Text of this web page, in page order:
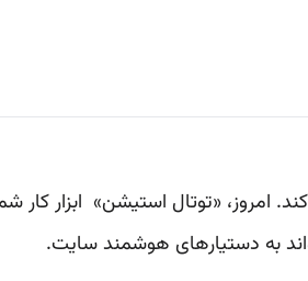
کند. امروز، «توتال استیشن» ابزار کار
به دستیارهای هوشمند سایت.